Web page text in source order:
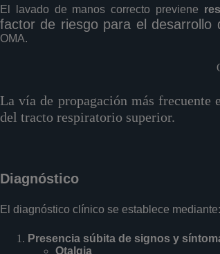
El lavado de manos correcto previene
factor de riesgo para el desarrollo
OMA.
La vía de propagación más frecuente
del tracto respiratorio superior.
Diagnóstico
El diagnóstico clínico se establece mediante:
Presencia súbita de signos y
Otalgia